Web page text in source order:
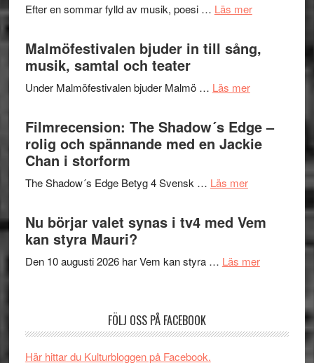
terräng
Efter en sommar fylld av musik, poesi … Läs merom
Hannes
Pöntinen
avslutar
Scensommar
Malmöfestivalen bjuder in till sång,
musik, samtal och teater
Under Malmöfestivalen bjuder Malmö … Läs merom
in
till
och
Filmrecension: The Shadow´s Edge –
rolig och spännande med en Jackie
Chan i storform
The Shadow´s Edge Betyg 4 Svensk … Läs merom
Shadow
Edge
spännande
Nu börjar valet synas i tv4 med Vem
kan styra Mauri?
Den 10 augusti 2026 har Vem kan styra … Läs merom
FÖLJ OSS PÅ FACEBOOK
Här hittar du Kulturbloggen på Facebook.